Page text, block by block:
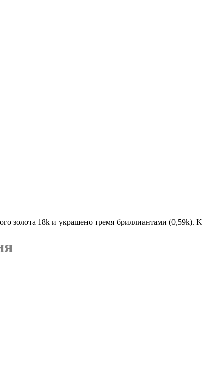
золота 18k и украшено тремя бриллиантами